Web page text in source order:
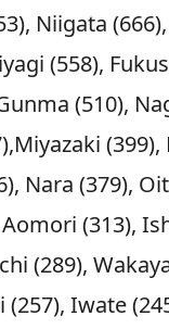
Niigata
(558),
(510),
Nara (379),
(313),
(289),
(257), Iwate